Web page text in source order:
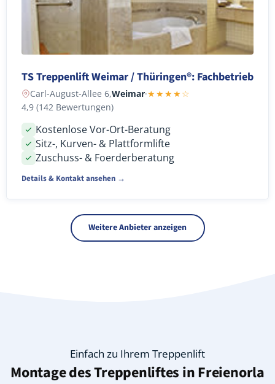
TS Treppenlift Weimar / Thüringen®: Fachbetrieb
Carl-August-Allee 6,Weimar·★★★★☆
4,9 (142 Bewertungen)
Kostenlose Vor-Ort-Beratung
Sitz-, Kurven- & Plattformlifte
Zuschuss- & Foerderberatung
Details & Kontakt ansehen →
Weitere Anbieter anzeigen
Einfach zu Ihrem Treppenlift
Montage des Treppenliftes inFreienorla